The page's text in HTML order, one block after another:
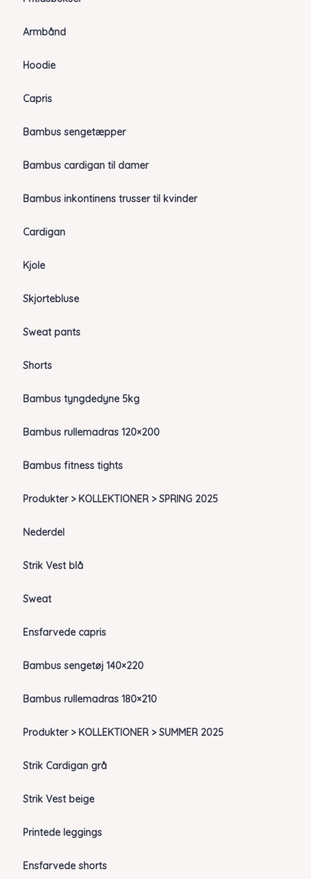
Armbånd
Hoodie
Capris
Bambus sengetæpper
Bambus cardigan til damer
Bambus inkontinens trusser til kvinder
Cardigan
Kjole
Skjortebluse
Sweat pants
Shorts
Bambus tyngdedyne 5kg
Bambus rullemadras 120×200
Bambus fitness tights
Produkter > KOLLEKTIONER > SPRING 2025
Nederdel
Strik Vest blå
Sweat
Ensfarvede capris
Bambus sengetøj 140×220
Bambus rullemadras 180×210
Produkter > KOLLEKTIONER > SUMMER 2025
Strik Cardigan grå
Strik Vest beige
Printede leggings
Ensfarvede shorts